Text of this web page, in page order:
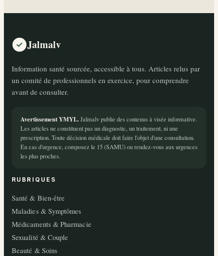
Jalmalv
Information santé sourcée, accessible à tous. Articles relus par
un comité de professionnels en exercice, pour comprendre
avant de consulter.
Avertissement YMYL.Jalmalv publie des contenus à visée informative.
Les articles ne constituent pas un diagnostic, un traitement, ni une
prescription. Toute décision médicale doit faire l'objet d'une consultation.
En cas d'urgence, composez le 15 (SAMU) ou rendez-vous aux urgences
les plus proches.
RUBRIQUES
Santé & Bien-être
Maladies & Symptômes
Médicaments & Pharmacie
Sexualité & Couple
Beauté & Soins